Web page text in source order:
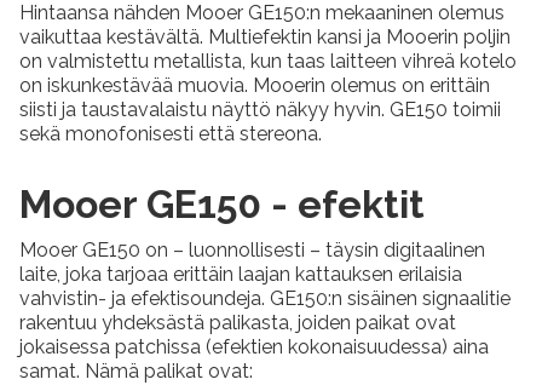
Hintaansa nähden Mooer GE150:n mekaaninen olemus
vaikuttaa kestävältä. Multiefektin kansi ja Mooerin poljin
on valmistettu metallista, kun taas laitteen vihreä kotelo
on iskunkestävää muovia. Mooerin olemus on erittäin
siisti ja taustavalaistu näyttö näkyy hyvin. GE150 toimii
sekä monofonisesti että stereona.
Mooer GE150 - efektit
Mooer GE150 on – luonnollisesti – täysin digitaalinen
laite, joka tarjoaa erittäin laajan kattauksen erilaisia
vahvistin- ja efektisoundeja. GE150:n sisäinen signaalitie
rakentuu yhdeksästä palikasta, joiden paikat ovat
jokaisessa patchissa (efektien kokonaisuudessa) aina
samat. Nämä palikat ovat: